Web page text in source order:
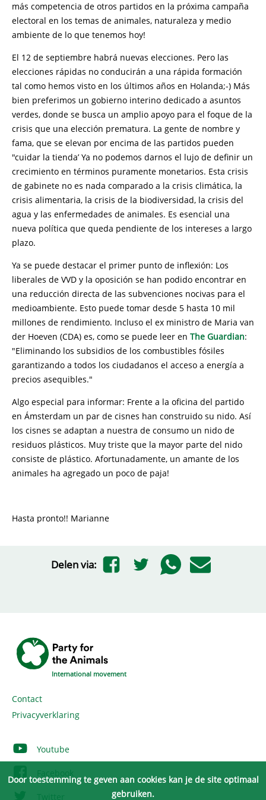
más competencia de otros partidos en la próxima campaña
electoral en los temas de animales, naturaleza y medio
ambiente de lo que tenemos hoy!
El 12 de septiembre habrá nuevas elecciones. Pero las
elecciones rápidas no conducirán a una rápida formación
tal como hemos visto en los últimos años en Holanda;-) Más
bien preferimos un gobierno interino dedicado a asuntos
verdes, donde se busca un amplio apoyo para el foque de la
crisis que una elección prematura. La gente de nombre y
fama, que se elevan por encima de las partidos pueden
"cuidar la tienda’ Ya no podemos darnos el lujo de definir un
crecimiento en términos puramente monetarios. Esta crisis
de gabinete no es nada comparado a la crisis climática, la
crisis alimentaria, la crisis de la biodiversidad, la crisis del
agua y las enfermedades de animales. Es esencial una
nueva política que queda pendiente de los intereses a largo
plazo.
Ya se puede destacar el primer punto de inflexión: Los
liberales de VVD y la oposición se han podido encontrar en
una reducción directa de las subvenciones nocivas para el
medioambiente. Esto puede tomar desde 5 hasta 10 mil
millones de rendimiento. Incluso el ex ministro de Maria van
der Hoeven (CDA) es, como se puede leer en The Guardian:
"Eliminando los subsidios de los combustibles fósiles
garantizando a todos los ciudadanos el acceso a energía a
precios asequibles."
Algo especial para informar: Frente a la oficina del partido
en Ámsterdam un par de cisnes han construido su nido. Así
los cisnes se adaptan a nuestra de consumo un nido de
residuos plásticos. Muy triste que la mayor parte del nido
consiste de plástico. Afortunadamente, un amante de los
animales ha agregado un poco de paja!
Hasta pronto!! Marianne
Delen via:
International movement
Contact
Privacyverklaring
Youtube
Facebook
Twitter
Door toestemming te geven aan cookies kan je de site optimaal
gebruiken.